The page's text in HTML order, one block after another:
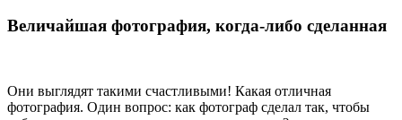
Величайшая фотография, когда-либо сделанная
Они выглядят такими счастливыми! Какая отличная
фотография. Один вопрос: как фотограф сделал так, чтобы